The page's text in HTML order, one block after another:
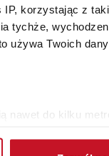
korzystając z
tychże,
używa Twoich
nawet do kilku
W SALONIE